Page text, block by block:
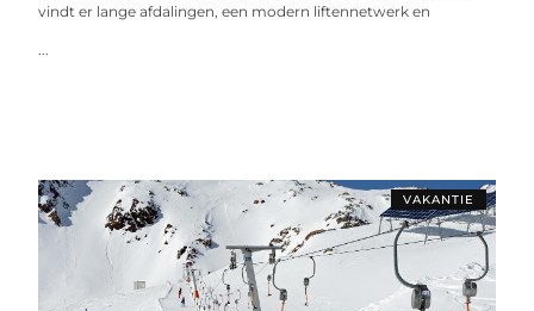
vindt er lange afdalingen, een modern liftennetwerk en
...
VAKANTIE